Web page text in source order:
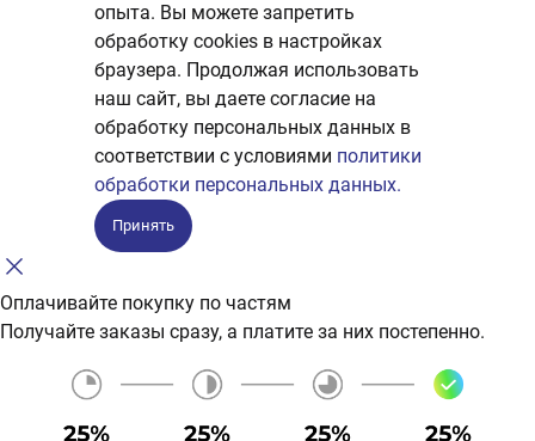
опыта. Вы можете запретить
обработку сookies в настройках
браузера. Продолжая использовать
наш сайт, вы даете согласие на
обработку персональных данных в
соответствии с условиями политики
обработки персональных данных.
Принять
Оплачивайте покупку по частям
Получайте заказы сразу, а платите за них постепенно.